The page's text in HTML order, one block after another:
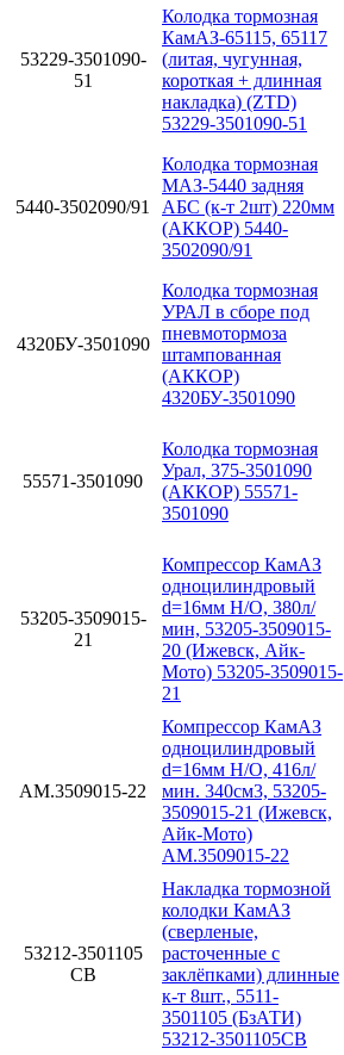
53229-3501090-
51
Колодка тормозная
КамАЗ-65115, 65117
(литая, чугунная,
короткая + длинная
накладка) (ZTD)
53229-3501090-51
5440-3502090/91
Колодка тормозная
МАЗ-5440 задняя
АБС (к-т 2шт) 220мм
(АККОР) 5440-
3502090/91
4320БУ-3501090
Колодка тормозная
УРАЛ в сборе под
пневмотормоза
штампованная
(АККОР)
4320БУ-3501090
55571-3501090
Колодка тормозная
Урал, 375-3501090
(АККОР) 55571-
3501090
53205-3509015-
21
Компрессор КамАЗ
одноцилиндровый
d=16мм Н/О, 380л/
мин, 53205-3509015-
20 (Ижевск, Айк-
Мото) 53205-3509015-
21
АМ.3509015-22
Компрессор КамАЗ
одноцилиндровый
d=16мм Н/О, 416л/
мин. 340см3, 53205-
3509015-21 (Ижевск,
Айк-Мото)
АМ.3509015-22
53212-3501105
СВ
Накладка тормозной
колодки КамАЗ
(сверленые,
расточенные с
заклёпками) длинные
к-т 8шт., 5511-
3501105 (БзАТИ)
53212-3501105СВ